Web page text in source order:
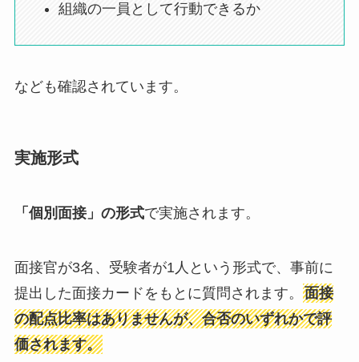
組織の一員として行動できるか
なども確認されています。
実施形式
「個別面接」の形式で実施されます。
面接官が3名、受験者が1人という形式で、事前に
提出した面接カードをもとに質問されます。 面接
の配点比率はありませんが、合否のいずれかで評
価されます。